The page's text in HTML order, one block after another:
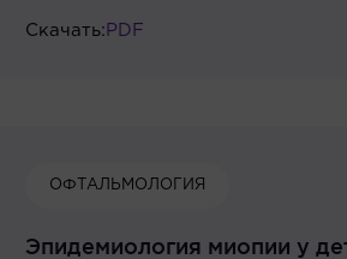
Скачать: PDF
ОФТАЛЬМОЛОГИЯ
Эпидемиология миопии у